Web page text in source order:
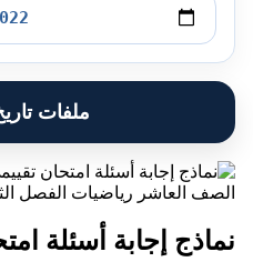
ملفات تاريخ 2022-04-
الصف العاشر رياضيات الفصل
نماذج إجابة أسئلة